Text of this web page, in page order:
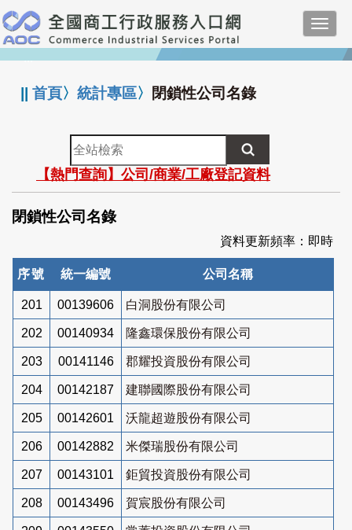
跳
到
主
要
:::
||首頁〉統計專區〉 閉鎖性公司名錄
全
站
檢
索
【熱門查詢】公司/商業/工廠登記資料
閉鎖性公司名錄
資料更新頻率：即時
序號 統一編號 公司名稱
201 00139606 白洞股份有限公司
202 00140934 隆鑫環保股份有限公司
203 00141146 郡耀投資股份有限公司
204 00142187 建聯國際股份有限公司
205 00142601 沃龍超遊股份有限公司
206 00142882 米傑瑞股份有限公司
207 00143101 鉅貿投資股份有限公司
208 00143496 賀宸股份有限公司